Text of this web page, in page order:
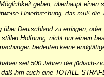
geben, überhaupt einen
Unterbrechung, das muß
Deutschland zu erringen,
Hoffnung, nicht nur einem
bedeuten keine
seit 500 Jahren der jüdisch-
ihm auch eine TOTALE